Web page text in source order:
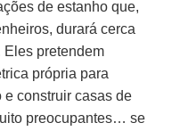
de estanho que,
durará cerca
Eles pretendem
própria para
e construir casas de
preocupantes… se